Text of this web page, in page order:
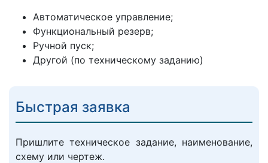
Автоматическое управление;
Функциональный резерв;
Ручной пуск;
Другой (по техническому заданию)
Быстрая заявка
Пришлите техническое задание, наименование,
схему или чертеж.